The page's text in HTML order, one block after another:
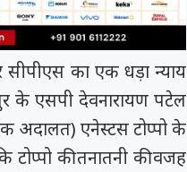
का एक धड़ा न्याय
के एसपी देवनारायण पटेल
अदालत) एनेस्टस टोप्पो के
की तनातनी की वजह